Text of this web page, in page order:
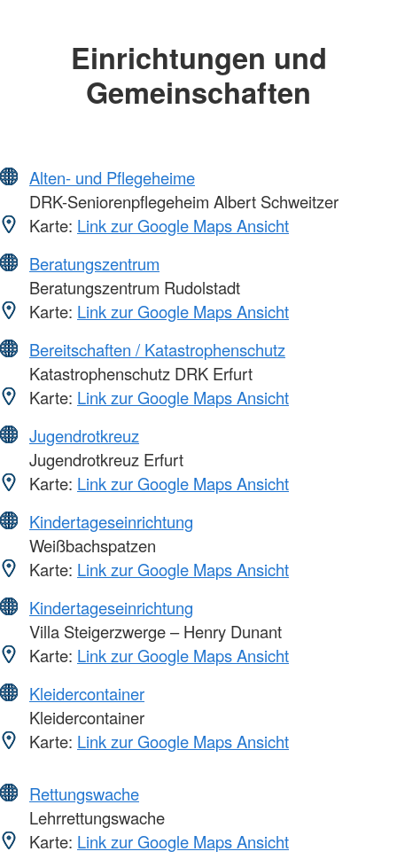
Einrichtungen und
Gemeinschaften
Alten- und Pflegeheime
DRK-Seniorenpflegeheim Albert Schweitzer
Karte: Link zur Google Maps Ansicht
Beratungszentrum
Beratungszentrum Rudolstadt
Karte: Link zur Google Maps Ansicht
Bereitschaften / Katastrophenschutz
Katastrophenschutz DRK Erfurt
Karte: Link zur Google Maps Ansicht
Jugendrotkreuz
Jugendrotkreuz Erfurt
Karte: Link zur Google Maps Ansicht
Kindertageseinrichtung
Weißbachspatzen
Karte: Link zur Google Maps Ansicht
Kindertageseinrichtung
Villa Steigerzwerge – Henry Dunant
Karte: Link zur Google Maps Ansicht
Kleidercontainer
Kleidercontainer
Karte: Link zur Google Maps Ansicht
Rettungswache
Lehrrettungswache
Karte: Link zur Google Maps Ansicht